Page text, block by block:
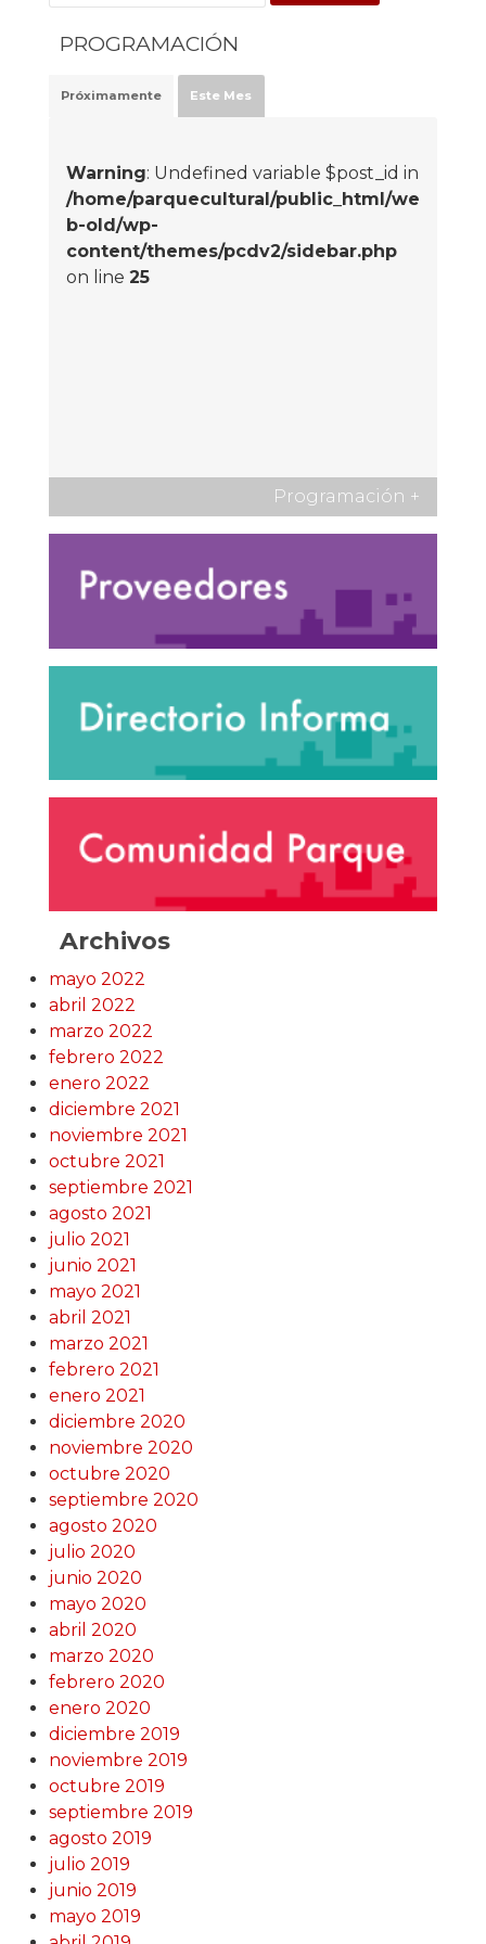
PROGRAMACIÓN
Próximamente Este Mes
Warning: Undefined variable $post_id in
/home/parquecultural/public_html/we
b-old/wp-
content/themes/pcdv2/sidebar.php
on line 25
Programación +
Archivos
mayo 2022
abril 2022
marzo 2022
febrero 2022
enero 2022
diciembre 2021
noviembre 2021
octubre 2021
septiembre 2021
agosto 2021
julio 2021
junio 2021
mayo 2021
abril 2021
marzo 2021
febrero 2021
enero 2021
diciembre 2020
noviembre 2020
octubre 2020
septiembre 2020
agosto 2020
julio 2020
junio 2020
mayo 2020
abril 2020
marzo 2020
febrero 2020
enero 2020
diciembre 2019
noviembre 2019
octubre 2019
septiembre 2019
agosto 2019
julio 2019
junio 2019
mayo 2019